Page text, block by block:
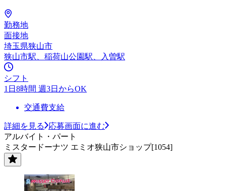
勤務地
面接地
埼玉県狭山市
狭山市駅、稲荷山公園駅、入曽駅
シフト
1日8時間 週3日からOK
交通費支給
詳細を見る
応募画面に進む
アルバイト・パート
ミスタードーナツ エミオ狭山市ショップ[1054]